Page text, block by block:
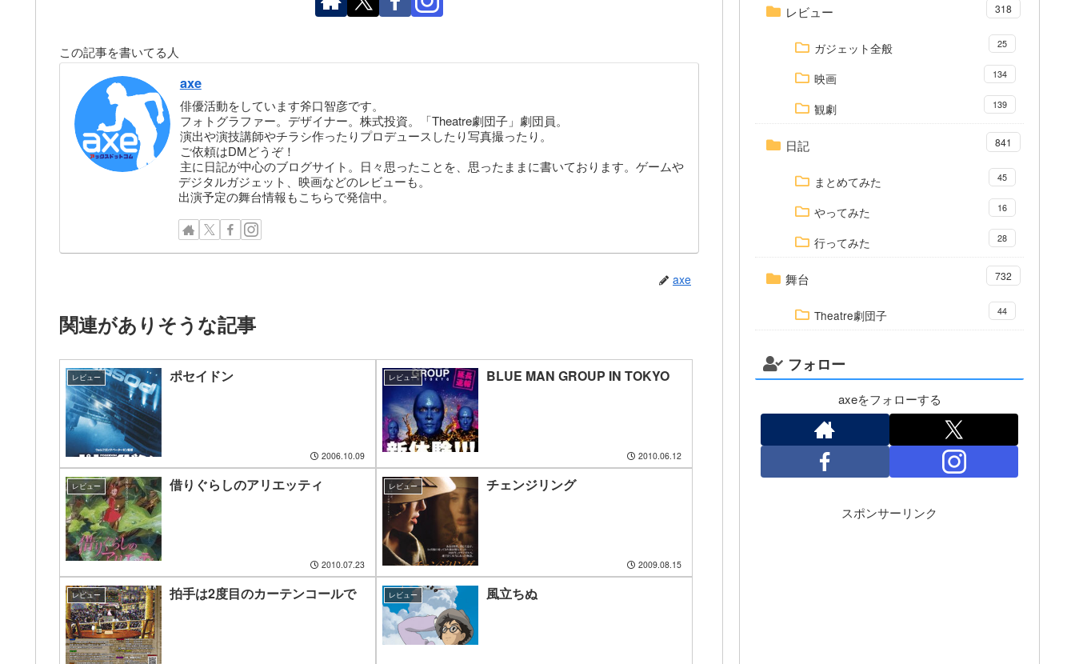
この記事を書いてる人
axe
俳優活動をしています斧口智彦です。
フォトグラファー。デザイナー。株式投資。「Theatre劇団子」劇団員。
演出や演技講師やチラシ作ったりプロデュースしたり写真撮ったり。
ご依頼はDMどうぞ！
主に日記が中心のブログサイト。日々思ったことを、思ったままに書いております。ゲームや
デジタルガジェット、映画などのレビューも。
出演予定の舞台情報もこちらで発信中。
axe
関連がありそうな記事
レビュー ポセイドン
2006.10.09
レビュー BLUE MAN GROUP IN TOKYO
2010.06.12
レビュー 借りぐらしのアリエッティ
2010.07.23
レビュー チェンジリング
2009.08.15
レビュー 拍手は2度目のカーテンコールで レビュー 風立ちぬ
レビュー 318
ガジェット全般 25
映画 134
観劇 139
日記 841
まとめてみた 45
やってみた 16
行ってみた 28
舞台 732
Theatre劇団子 44
フォロー
axeをフォローする
スポンサーリンク